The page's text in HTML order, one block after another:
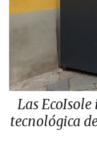
Las
tecnológica